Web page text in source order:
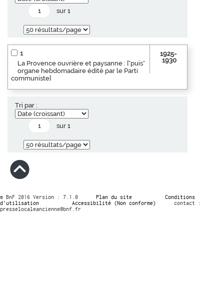
sur 1
1
La Provence ouvrière et paysanne : ["puis"
organe hebdomadaire édité par le Parti
communiste]
1925-
1930
Tri par :
sur 1
© BnF 2016 Version : 7.1.0 Plan du site
Conditions
d’utilisation
Accessibilité (Non conforme)
contact :
presselocaleancienne@bnf.fr